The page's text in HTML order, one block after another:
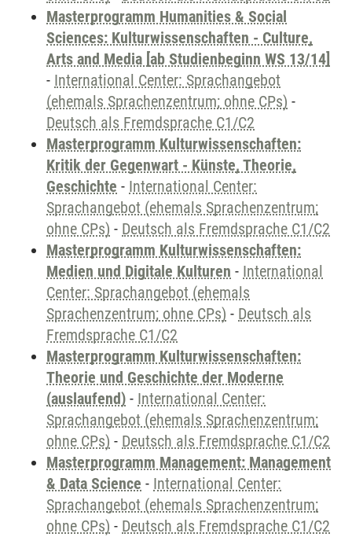
Masterprogramm Humanities & Social
Sciences: Kulturwissenschaften - Culture,
Arts and Media [ab Studienbeginn WS 13/14]
- International Center: Sprachangebot
(ehemals Sprachenzentrum; ohne CPs) -
Deutsch als Fremdsprache C1/C2
Masterprogramm Kulturwissenschaften:
Kritik der Gegenwart - Künste, Theorie,
Geschichte - International Center:
Sprachangebot (ehemals Sprachenzentrum;
ohne CPs) - Deutsch als Fremdsprache C1/C2
Masterprogramm Kulturwissenschaften:
Medien und Digitale Kulturen - International
Center: Sprachangebot (ehemals
Sprachenzentrum; ohne CPs) - Deutsch als
Fremdsprache C1/C2
Masterprogramm Kulturwissenschaften:
Theorie und Geschichte der Moderne
(auslaufend) - International Center:
Sprachangebot (ehemals Sprachenzentrum;
ohne CPs) - Deutsch als Fremdsprache C1/C2
Masterprogramm Management: Management
& Data Science - International Center:
Sprachangebot (ehemals Sprachenzentrum;
ohne CPs) - Deutsch als Fremdsprache C1/C2